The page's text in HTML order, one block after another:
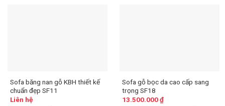
Sofa băng nan gỗ KBH thiết kế
chuẩn đẹp SF11
Liên hệ
Sofa gỗ bọc da cao cấp sang
trọng SF18
13.500.000₫